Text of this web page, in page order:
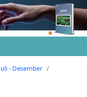
- Desember /